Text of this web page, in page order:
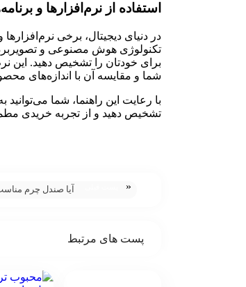
استفاده از نرم‌افزارها و
در دنیای دیجیتال، برخی نرم‌افزارها
تکنولوژی هوش مصنوعی و
برای خودتان را تشخیص دهید. این
شما و مقایسه آن با اندازه‌های
با رعایت این راهنما، شما
تشخیص دهید و از تجربه خریدی
«
آیا صندل چرم
پست های مرتبط